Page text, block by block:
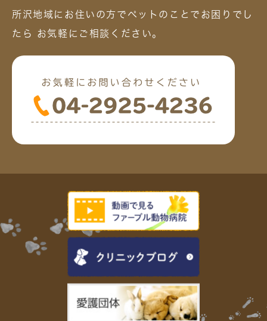
所沢地域にお住いの方でペットのことでお困りでし
たら
お気軽にご相談ください。